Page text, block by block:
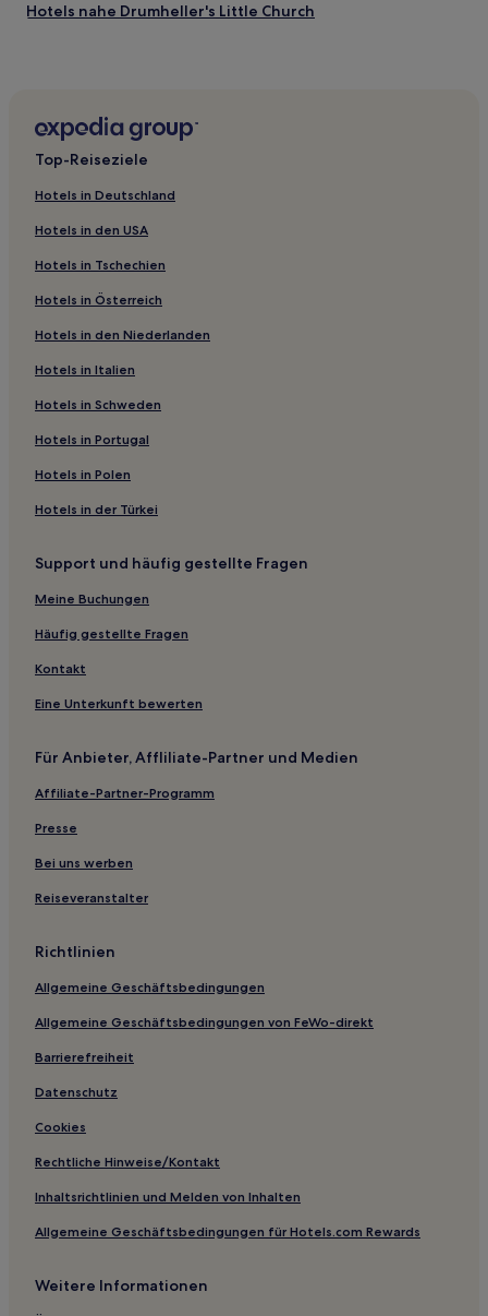
Hotels nahe Drumheller's Little Church
Hotels nahe Transit Story Sculpture
Hotels nahe World's Largest Dinosaur
Taradale: Hotels
Hotels nahe Fossil World Dinosaur Museum
Hotels nahe Three Hills Aquatic Centre
Hotels nahe Downtown West-Kerby Station
Richmond: Hotels
Hotels nahe Zentralbibliothek Calgary
Canyon Meadows: Hotels
Hotels nahe Jurassic Laser Tag & Arcades
Bowness: Hotels
Bearspaw Hotels
Hotels nahe Vulcan Tourismus- und Trekkingstation
Vulcan Hotels
Crescent Heights: Hotels
Stavely Hotels
Hotels nahe USS Enterprise
Hotels nahe Heritage Park Historical Village
Sierra Springs: Hotels
Hotels nahe Banff
Hotels nahe Banff Centre for Arts and Creativity
Aparthotels in Elliston Park
B&B in Calgary
Ferienwohnungen in Calgary
Motels in Lethbridge
Ferienwohnungen in Edmonton
Motels in Alberta
Günstige in Sylvan Lake
Business in Provost
Günstige in Stettler
Luxus in Alberta
Top-Reiseziele
Hotels in Deutschland
Hotels in den USA
Hotels in Tschechien
Hotels in Österreich
Hotels in den Niederlanden
Hotels in Italien
Hotels in Schweden
Hotels in Portugal
Hotels in Polen
Hotels in der Türkei
Support und häufig gestellte Fragen
Meine Buchungen
Häufig gestellte Fragen
Kontakt
Eine Unterkunft bewerten
Für Anbieter, Affliliate-Partner und Medien
Affiliate-Partner-Programm
Presse
Bei uns werben
Reiseveranstalter
Richtlinien
Allgemeine Geschäftsbedingungen
Allgemeine Geschäftsbedingungen von FeWo-direkt
Barrierefreiheit
Datenschutz
Cookies
Rechtliche Hinweise/Kontakt
Inhaltsrichtlinien und Melden von Inhalten
Allgemeine Geschäftsbedingungen für Hotels.com Rewards
Weitere Informationen